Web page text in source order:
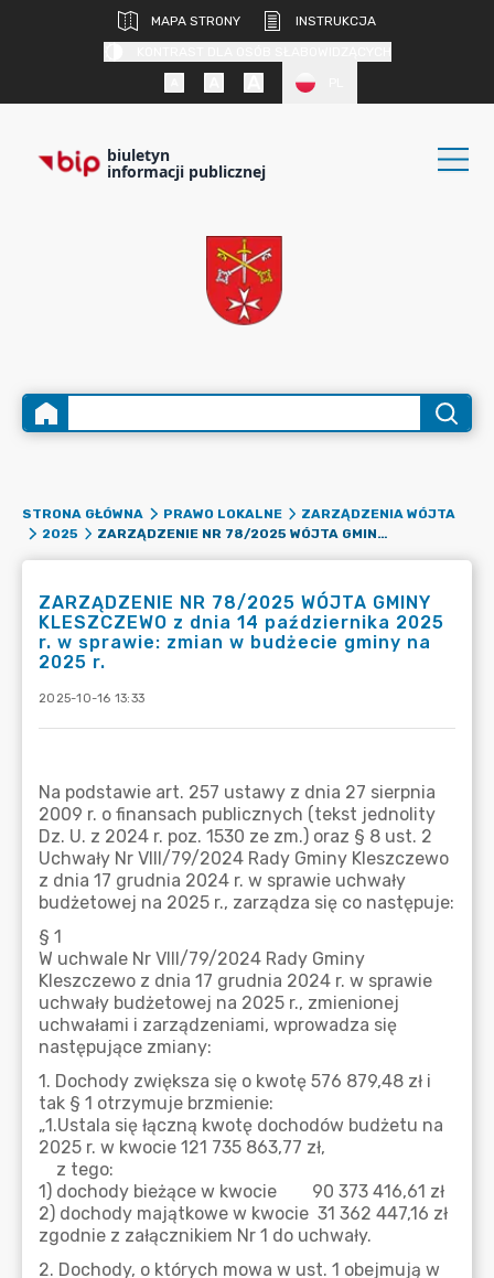
MAPA STRONY
INSTRUKCJA
biuletyn
informacji publicznej
STRONA GŁÓWNA PRAWO LOKALNE
ZARZĄDZENIA WÓJTA
2025
ZARZĄDZENIE NR 78/2025 WÓJTA GMINY KLESZCZEWO Z DNIA 14 PAŹDZIERNIKA 2025 R. W SPRAWIE: ZMIAN W BUDŻECIE GMINY NA 2025 R.
ZARZĄDZENIE NR 78/2025 WÓJTA GMINY
KLESZCZEWO z dnia 14 października 2025
r. w sprawie: zmian w budżecie gminy na
2025 r.
2025-10-16 13:33